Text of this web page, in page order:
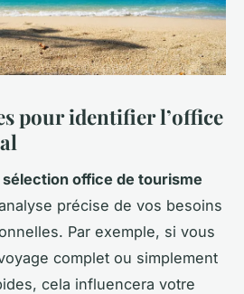
pour identifier l’office
sélection office de tourisme
précise de vos besoins
Par exemple, si vous
complet ou simplement
cela influencera votre